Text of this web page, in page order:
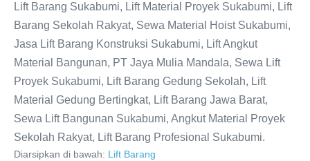
Lift Barang Sukabumi, Lift Material Proyek Sukabumi, Lift
Barang Sekolah Rakyat, Sewa Material Hoist Sukabumi,
Jasa Lift Barang Konstruksi Sukabumi, Lift Angkut
Material Bangunan, PT Jaya Mulia Mandala, Sewa Lift
Proyek Sukabumi, Lift Barang Gedung Sekolah, Lift
Material Gedung Bertingkat, Lift Barang Jawa Barat,
Sewa Lift Bangunan Sukabumi, Angkut Material Proyek
Sekolah Rakyat, Lift Barang Profesional Sukabumi.
Diarsipkan di bawah: Lift Barang